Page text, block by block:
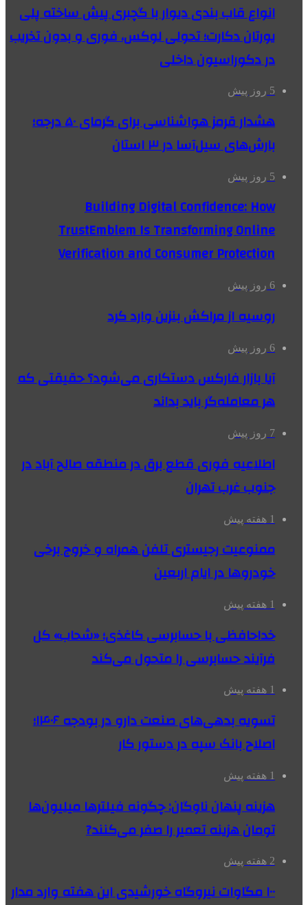
انواع قاب بندی دیوار با گچبری پیش ساخته پلی
یورتان دکارت؛ تحولی لوکس، فوری و بدون تخریب
در دکوراسیون داخلی
5 روز پیش
هشدار قرمز هواشناسی برای گرمای ۵۰ درجه؛
بارش‌های سیل‌آسا در ۳ استان
5 روز پیش
Building Digital Confidence: How
TrustEmblem Is Transforming Online
Verification and Consumer Protection
6 روز پیش
روسیه از مراکش بنزین وارد کرد
6 روز پیش
آیا بازار فارکس دستکاری می‌شود؟ حقیقتی که
هر معامله‌گر باید بداند
7 روز پیش
اطلاعیه فوری قطع برق در منطقه صالح آباد در
جنوب غرب تهران
1 هفته پیش
ممنوعیت رجیستری تلفن همراه و خروج برخی
خودروها در ایام اربعین
1 هفته پیش
خداحافظی با حسابرسی کاغذی؛ «شحاب» کل
فرآیند حسابرسی را متحول می‌کند
1 هفته پیش
تسویه بدهی‌های صنعت دارو در بودجه ۱۴۰۶؛
اصلاح بانک سپه در دستور کار
1 هفته پیش
هزینه پنهان ناوگان: چگونه فیلترها میلیون‌ها
تومان هزینه تعمیر را صفر می‌کنند?
2 هفته پیش
۱۰۰ مگاوات نیروگاه‌ خورشیدی این هفته وارد مدار